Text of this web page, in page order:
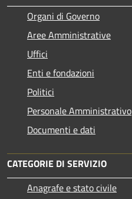
Organi di Governo
Aree Amministrative
Uffici
Enti e fondazioni
Politici
Personale Amministrativo
Documenti e dati
CATEGORIE DI SERVIZIO
Anagrafe e stato civile